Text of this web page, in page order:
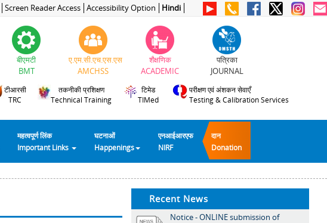
Screen Reader Access Accessibility Option Hindi
बीएमटी
BMT
ए.एम.सी.एच.एस.एस
AMCHSS
शैक्षणिक
ACADEMIC
पत्रिका
JOURNAL
टीआरसी
TRC
तकनीकी प्रशिक्षण
Technical Training
टिमेड
TIMed
परीक्षण एवं अंशकन सेवाएँ
Testing & Calibration Services
महत्वपूर्ण लिंक
Important Links
घटनाओं
Happenings
एनआईआरएफ
NIRF
दान
Donation
Recent News
Notice - ONLINE submission of